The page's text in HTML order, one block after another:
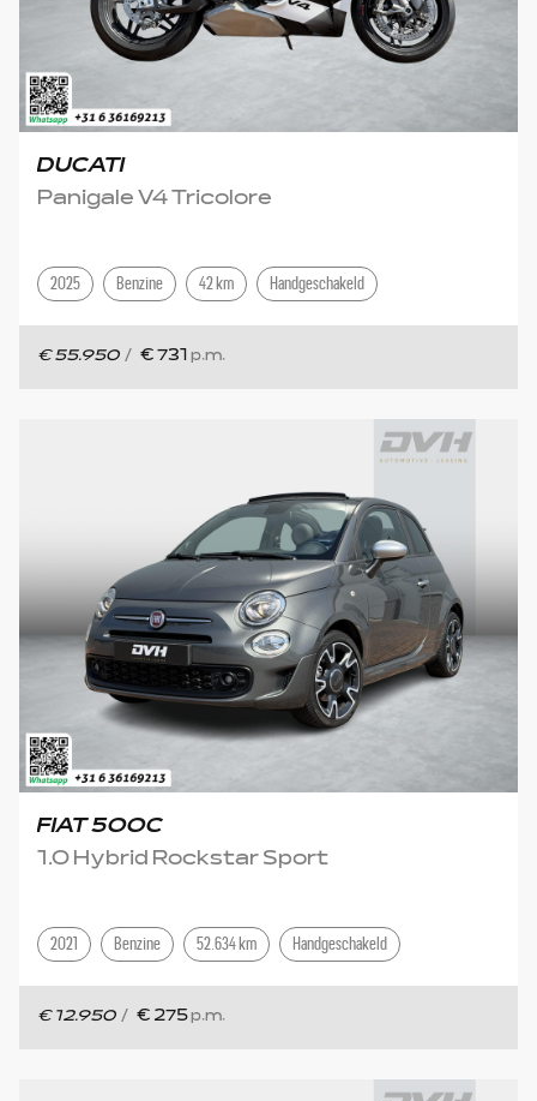
DUCATI
Panigale V4 Tricolore
2025 Benzine 42 km Handgeschakeld
€ 55.950 / € 731 p.m.
FIAT 500C
1.0 Hybrid Rockstar Sport
2021 Benzine 52.634 km Handgeschakeld
€ 12.950 / € 275 p.m.